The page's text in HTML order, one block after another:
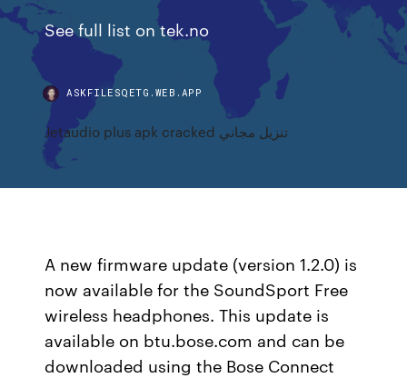
See full list on tek.no
ASKFILESQETG.WEB.APP
Jetaudio plus apk cracked تنزيل مجاني
A new firmware update (version 1.2.0) is
now available for the SoundSport Free
wireless headphones. This update is
available on btu.bose.com and can be
downloaded using the Bose Connect